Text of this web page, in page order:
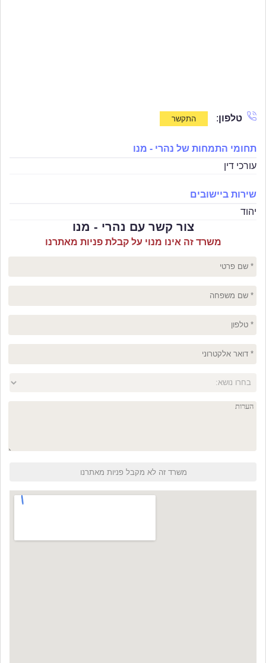
טלפון:
תחומי התמחות של נהרי - מנו
עורכי דין
שירות ביישובים
יהוד
צור קשר עם נהרי - מנו
משרד זה אינו מנוי על קבלת פניות מאתרנו